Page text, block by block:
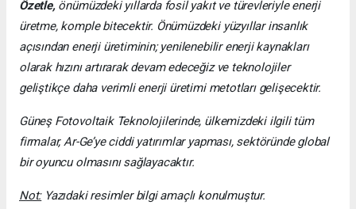
Özetle,önümüzdeki yıllarda fosil yakıt ve türevleriyle enerji
üretme, komple bitecektir. Önümüzdeki yüzyıllar insanlık
açısından enerji üretiminin; yenilenebilir enerji kaynakları
olarak hızını artırarak devam edeceğiz ve teknolojiler
geliştikçe daha verimli enerji üretimi metotları gelişecektir.
Güneş Fotovoltaik Teknolojilerinde, ülkemizdeki ilgili tüm
firmalar, Ar-Ge’ye ciddi yatırımlar yapması, sektöründe global
bir oyuncu olmasını sağlayacaktır.
Not:Yazıdaki resimler bilgi amaçlı konulmuştur.